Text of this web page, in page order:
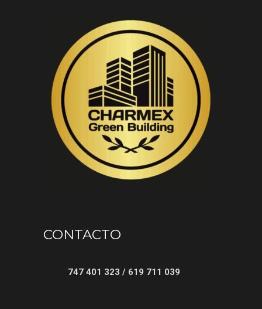
CONTACTO
747 401 323 / 619 711 039